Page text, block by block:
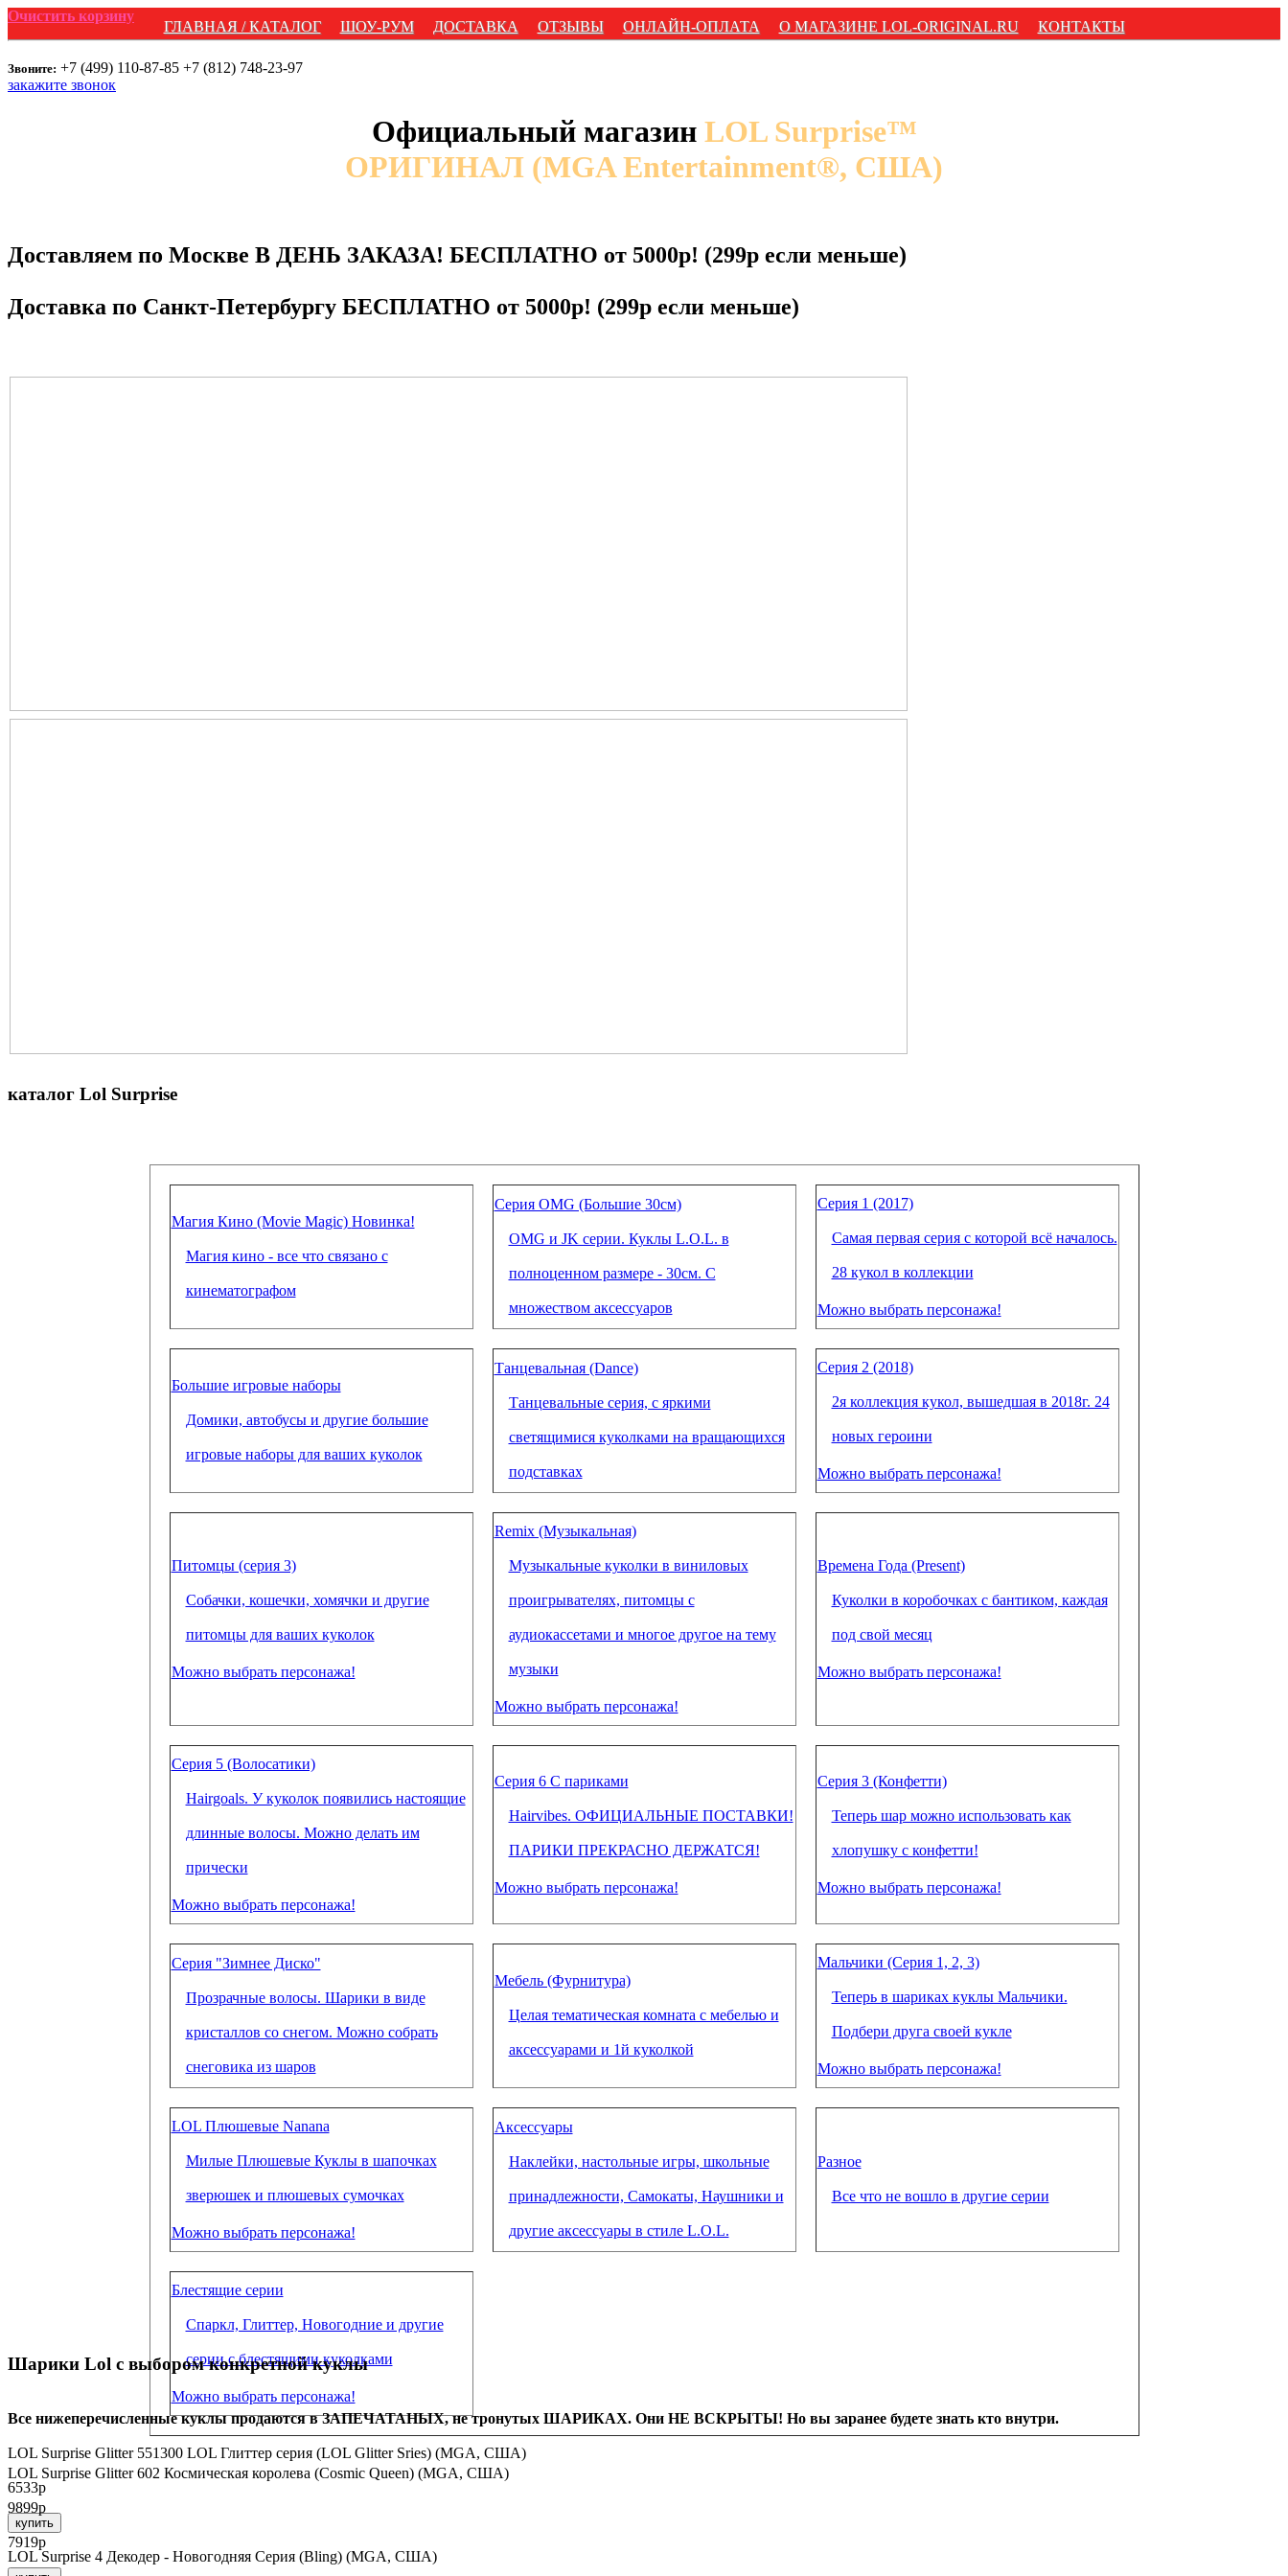
Очистить корзину
ГЛАВНАЯ / КАТАЛОГ ШОУ-РУМ ДОСТАВКА ОТЗЫВЫ ОНЛАЙН-ОПЛАТА О МАГАЗИНЕ LOL-ORIGINAL.RU КОНТАКТЫ
Звоните: +7 (499) 110-87-85 +7 (812) 748-23-97
закажите звонок
Официальный магазин LOL Surprise™
ОРИГИНАЛ (MGA Entertainment®, США)
Доставляем по Москве В ДЕНЬ ЗАКАЗА! БЕСПЛАТНО от 5000р! (299р если меньше)
Доставка по Санкт-Петербургу БЕСПЛАТНО от 5000р! (299р если меньше)
каталог Lol Surprise
Магия Кино (Movie Magic) Новинка!
Магия кино - все что связано с
кинематографом
Серия OMG (Большие 30см)
OMG и JK серии. Куклы L.O.L. в
полноценном размере - 30см. С
множеством аксессуаров
Серия 1 (2017)
Самая первая серия с которой всё началось.
28 кукол в коллекции
Можно выбрать персонажа!
Большие игровые наборы
Домики, автобусы и другие большие
игровые наборы для ваших куколок
Танцевальная (Dance)
Танцевальные серия, с яркими
светящимися куколками на вращающихся
подставках
Серия 2 (2018)
2я коллекция кукол, вышедшая в 2018г. 24
новых героини
Можно выбрать персонажа!
Питомцы (серия 3)
Собачки, кошечки, хомячки и другие
питомцы для ваших куколок
Можно выбрать персонажа!
Remix (Музыкальная)
Музыкальные куколки в виниловых
проигрывателях, питомцы с
аудиокассетами и многое другое на тему
музыки
Можно выбрать персонажа!
Времена Года (Present)
Куколки в коробочках с бантиком, каждая
под свой месяц
Можно выбрать персонажа!
Серия 5 (Волосатики)
Hairgoals. У куколок появились настоящие
длинные волосы. Можно делать им
прически
Можно выбрать персонажа!
Серия 6 С париками
Hairvibes. ОФИЦИАЛЬНЫЕ ПОСТАВКИ!
ПАРИКИ ПРЕКРАСНО ДЕРЖАТСЯ!
Можно выбрать персонажа!
Серия 3 (Конфетти)
Теперь шар можно использовать как
хлопушку с конфетти!
Можно выбрать персонажа!
Серия "Зимнее Диско"
Прозрачные волосы. Шарики в виде
кристаллов со снегом. Можно собрать
снеговика из шаров
Мебель (Фурнитура)
Целая тематическая комната с мебелью и
аксессуарами и 1й куколкой
Мальчики (Серия 1, 2, 3)
Теперь в шариках куклы Мальчики.
Подбери друга своей кукле
Можно выбрать персонажа!
LOL Плюшевые Nanana
Милые Плюшевые Куклы в шапочках
зверюшек и плюшевых сумочках
Можно выбрать персонажа!
Аксессуары
Наклейки, настольные игры, школьные
принадлежности, Самокаты, Наушники и
другие аксессуары в стиле L.O.L.
Разное
Все что не вошло в другие серии
Блестящие серии
Спаркл, Глиттер, Новогодние и другие
серии с блестящими куколками
Можно выбрать персонажа!
LOL Surprise Glitter 551300 LOL Глиттер серия (LOL Glitter Sries) (MGA, США)
6533р
купить
LOL Surprise 4 Декодер - Новогодняя Серия (Bling) (MGA, США)
Шарики Lol с выбором конкретной куклы
Все нижеперечисленные куклы продаются в ЗАПЕЧАТАНЫХ, не тронутых ШАРИКАХ. Они НЕ ВСКРЫТЫ! Но вы заранее будете знать кто внутри.
LOL Surprise Glitter 602 Космическая королева (Cosmic Queen) (MGA, США)
9899р
7919р